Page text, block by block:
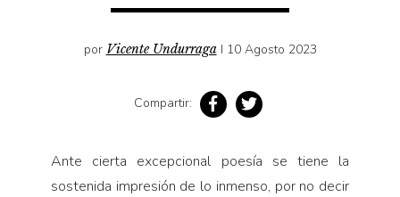
Turismo accidental
Vidas paralelas
por Vicente Undurraga I 10 Agosto 2023
Compartir:
Ante cierta excepcional poesía se tiene la
sostenida impresión de lo inmenso, por no decir